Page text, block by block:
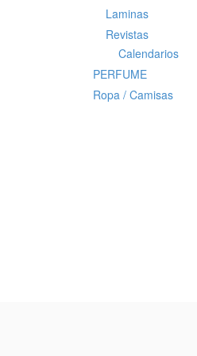
Laminas
Revistas
Calendarios
PERFUME
Ropa / Camisas